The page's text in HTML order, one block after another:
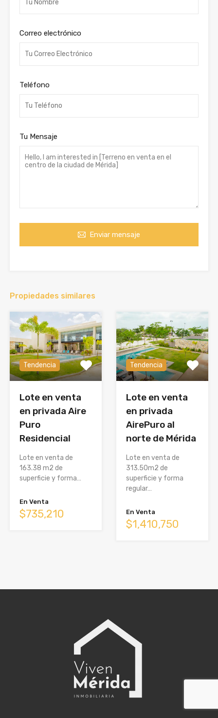
Correo electrónico
Teléfono
Tu Mensaje
Enviar mensaje
Propiedades similares
Tendencia
Lote en venta
en privada Aire
Puro
Residencial
Lote en venta de
163.38 m2 de
superficie y forma…
En Venta
$735,210
Tendencia
Lote en venta
en privada
AirePuro al
norte de Mérida
Lote en venta de
313.50m2 de
superficie y forma
regular…
En Venta
$1,410,750